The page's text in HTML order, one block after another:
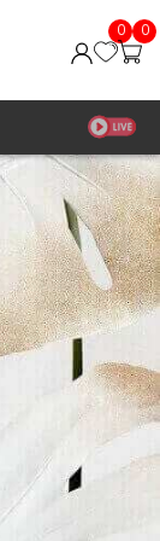
0 0